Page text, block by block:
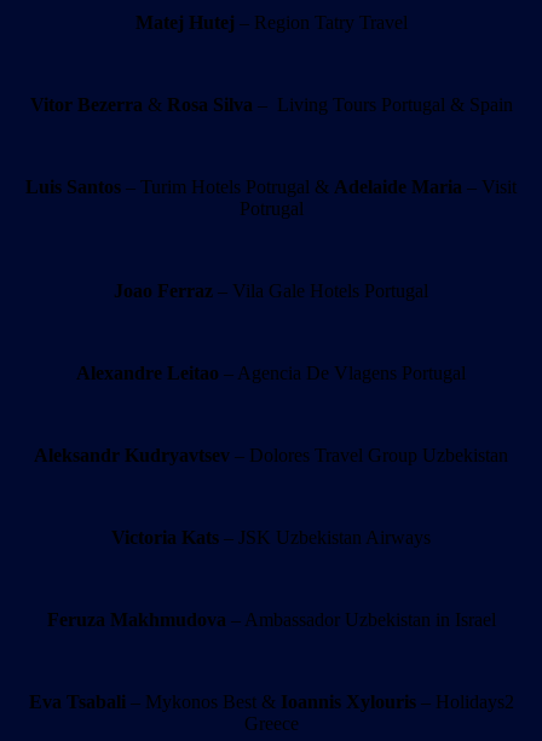
Matej Hutej – Region Tatry Travel
Vitor Bezerra & Rosa Silva – Living Tours Portugal & Spain
Luis Santos – Turim Hotels Potrugal & Adelaide Maria – Visit
Potrugal
Joao Ferraz – Vila Gale Hotels Portugal
Alexandre Leitao – Agencia De Vlagens Portugal
Aleksandr Kudryavtsev – Dolores Travel Group Uzbekistan
Victoria Kats – JSK Uzbekistan Airways
Feruza Makhmudova – Ambassador Uzbekistan in Israel
Eva Tsabali – Mykonos Best & Ioannis Xylouris– Holidays2
Greece